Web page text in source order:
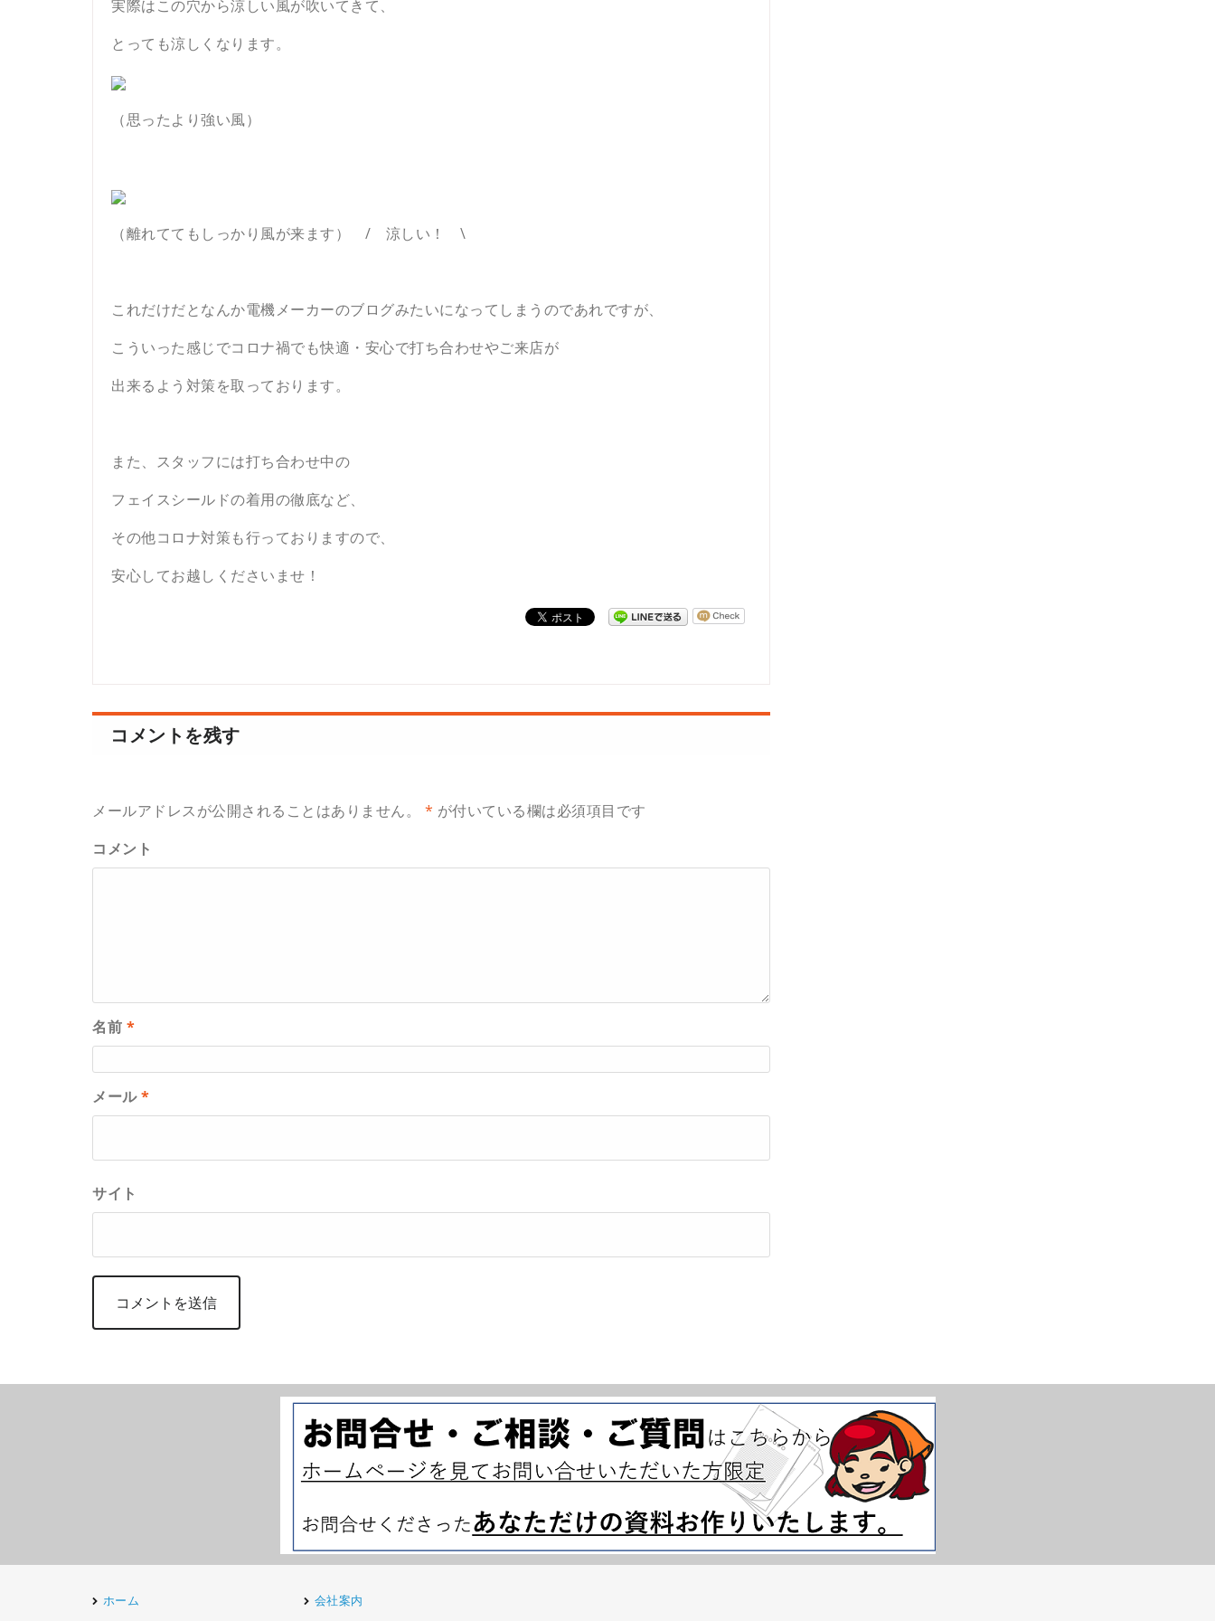
実際はこの穴から涼しい風が吹いてきて、
とっても涼しくなります。
（思ったより強い風）
（離れててもしっかり風が来ます） / 涼しい！ \
これだけだとなんか電機メーカーのブログみたいになってしまうのであれですが、
こういった感じでコロナ禍でも快適・安心で打ち合わせやご来店が
出来るよう対策を取っております。
また、スタッフには打ち合わせ中の
フェイスシールドの着用の徹底など、
その他コロナ対策も行っておりますので、
安心してお越しくださいませ！
コメントを残す
メールアドレスが公開されることはありません。 * が付いている欄は必須項目です
コメント
名前 *
メール*
サイト
ホーム 会社案内